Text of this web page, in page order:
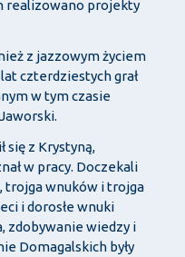
realizowano projekty
z jazzowym życiem
czterdziestych grał
w tym czasie
się z Krystyną,
w pracy. Doczekali
trojga wnuków i trojga
i dorosłe wnuki
zdobywanie wiedzy i
Domagalskich były